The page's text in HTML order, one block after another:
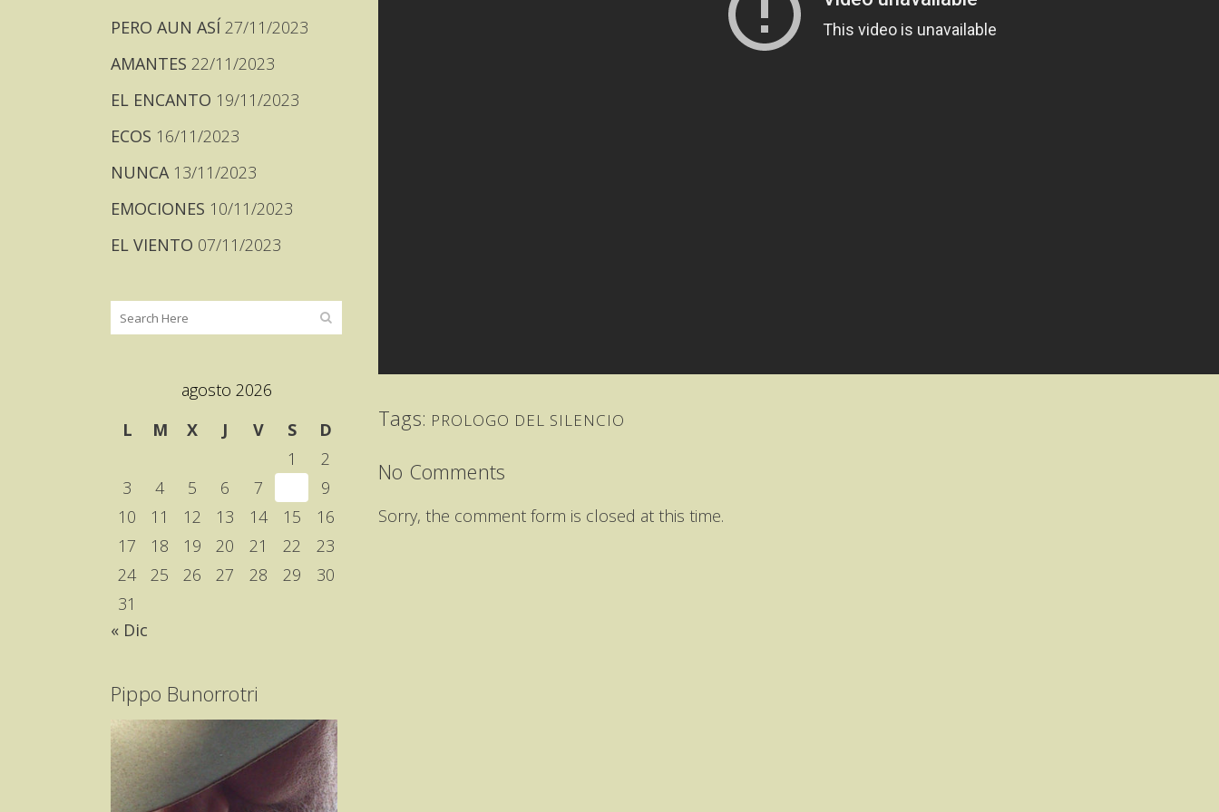
PERO AUN ASÍ 27/11/2023
AMANTES 22/11/2023
EL ENCANTO 19/11/2023
ECOS 16/11/2023
NUNCA 13/11/2023
EMOCIONES 10/11/2023
EL VIENTO 07/11/2023
agosto 2026
L
M X J V S
D
1
2
3
4 5 6 7
9
10
11 12 13 14 15
16
17
18 19 20 21 22
23
24
25 26 27 28 29
30
31
« Dic
Pippo Bunorrotri
Tags: PROLOGO DEL SILENCIO
No Comments
Sorry, the comment form is closed at this time.